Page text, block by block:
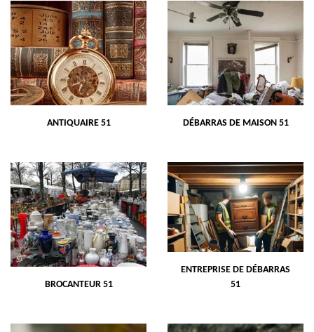
ANTIQUAIRE 51 DÉBARRAS DE MAISON 51
BROCANTEUR 51
ENTREPRISE DE DÉBARRAS
51